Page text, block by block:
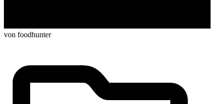
von foodhunter